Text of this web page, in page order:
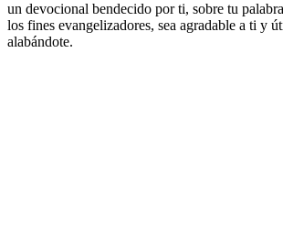
un devocional bendecido por ti, sobre tu
los fines evangelizadores, sea agradable a ti y
alabándote.